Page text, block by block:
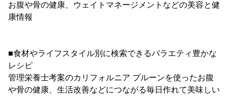
お腹や骨の健康、ウェイトマネージメントなどの美容と健
康情報
■食材やライフスタイル別に検索できるバラエティ豊かな
レシピ
管理栄養士考案のカリフォルニア プルーンを使ったお腹
や骨の健康、生活改善などにつながる毎日作れて美味しい